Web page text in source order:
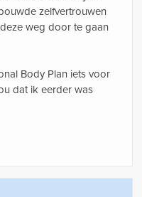
zelfvertrouwen
weg door te gaan
Body Plan iets voor
dat ik eerder was